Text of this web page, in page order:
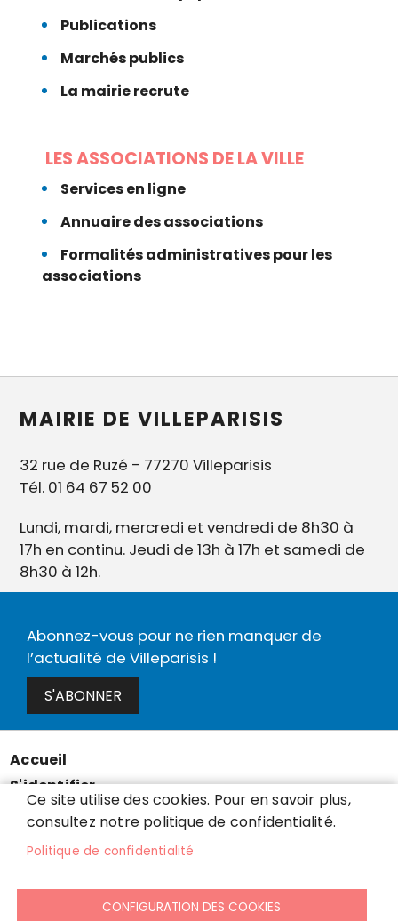
Publications
Marchés publics
La mairie recrute
LES ASSOCIATIONS DE LA VILLE
Services en ligne
Annuaire des associations
Formalités administratives pour les
associations
MAIRIE DE VILLEPARISIS
32 rue de Ruzé - 77270 Villeparisis
Tél. 01 64 67 52 00
Lundi, mardi, mercredi et vendredi de 8h30 à
17h en continu. Jeudi de 13h à 17h et samedi de
8h30 à 12h.
Abonnez-vous pour ne rien manquer de
l’actualité de Villeparisis !
S'ABONNER
Menu
Pied
de
page
Accueil
S'identifier
Mentions légales
Données personnelles
Accessibilité : partiellement conforme
Cookies
Ce site utilise des cookies. Pour en savoir plus,
consultez notre politique de confidentialité.
Politique de confidentialité
CONFIGURATION DES COOKIES